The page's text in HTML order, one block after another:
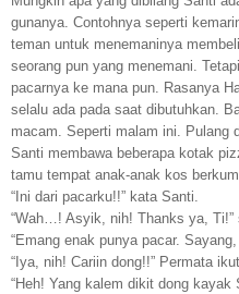
gunanya. Contohnya seperti
teman untuk menemaninya
seorang pun yang menemani.
pacarnya ke mana pun. Rasanya
selalu ada pada saat dibutuhkan.
macam. Seperti malam ini. Pulang
Santi membawa beberapa kotak
tamu tempat anak-anak kos
“Ini dari pacarku!!” kata Santi.
“Wah…! Asyik, nih! Thanks ya, Ti!”
“Emang enak punya pacar.
“Iya, nih! Cariin dong!!” Permata
“Heh! Yang kalem dikit dong kayak